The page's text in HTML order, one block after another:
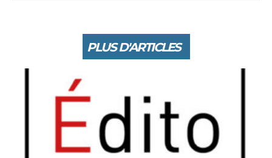
PLUS D'ARTICLES